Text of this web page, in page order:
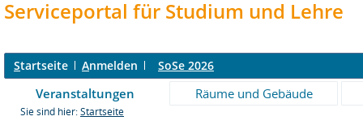
Serviceportal für Studium und Lehre
Startseite Anmelden SoSe 2026
Veranstaltungen Räume und Gebäude
Sie sind hier: Startseite